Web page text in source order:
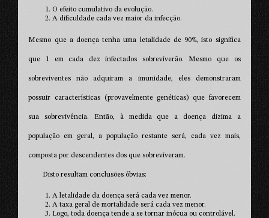
O efeito cumulativo da evolução.
A dificuldade cada vez maior da infecção.
Mesmo que a doença tenha uma letalidade de 90%, isto significa
que 1 em cada dez infectados sobreviverão. Mesmo que os
sobreviventes não adquiram a imunidade, eles demonstraram
possuir características (provavelmente genéticas) que favorecem
sua sobrevivência. Então, à medida que a doença dizima a
população em geral, a população restante será, cada vez mais,
composta por descendentes dos que sobreviveram.
Disto resultam conclusões óbvias:
A letalidade da doença será cada vez menor.
A taxa geral de mortalidade será cada vez menor.
Logo, toda doença tende a se tornar inócua ou controlável.